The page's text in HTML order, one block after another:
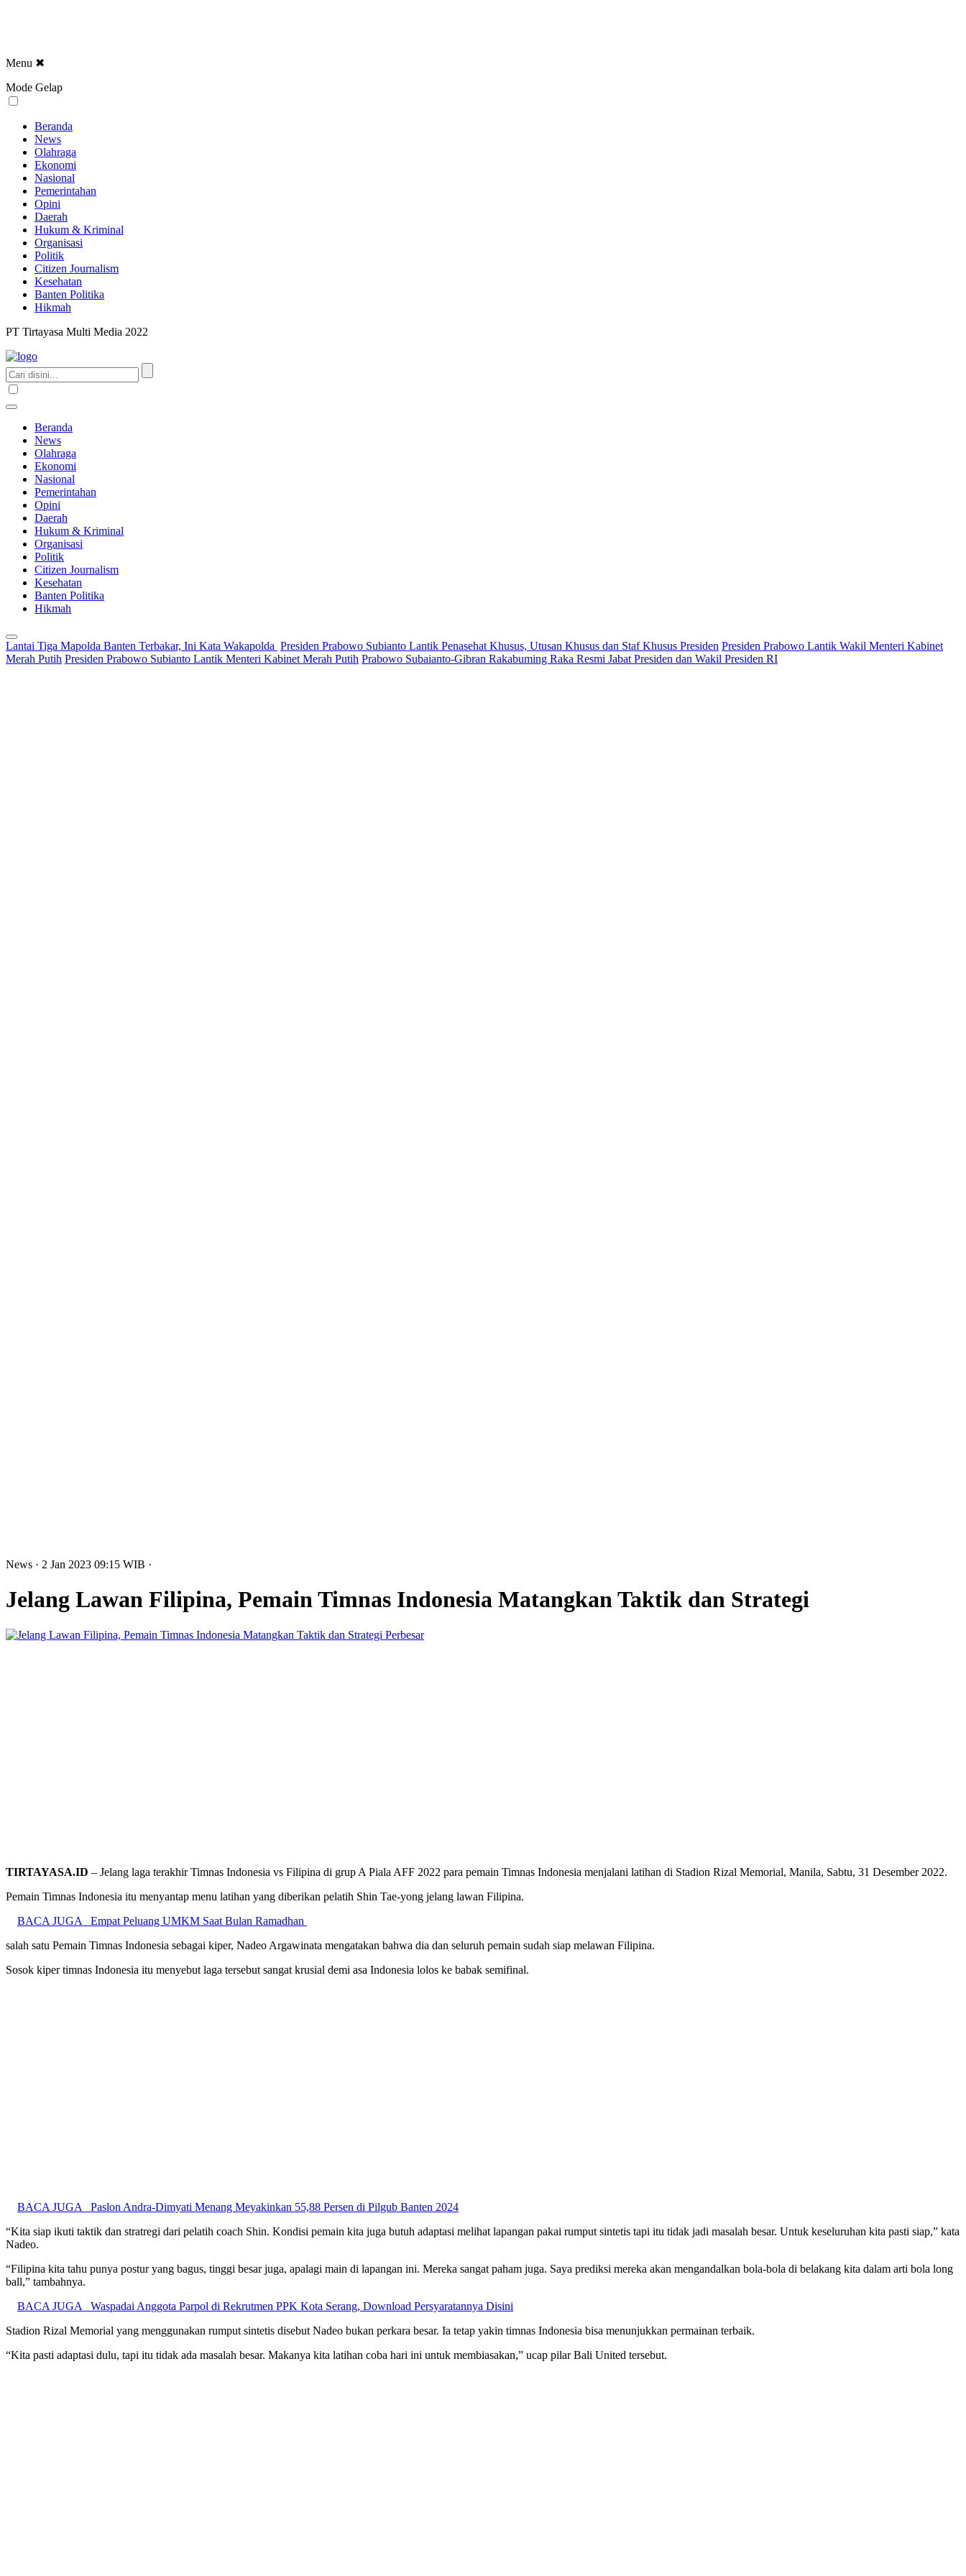
Menu ✖
Mode Gelap
Beranda
News
Olahraga
Ekonomi
Nasional
Pemerintahan
Opini
Daerah
Hukum & Kriminal
Organisasi
Politik
Citizen Journalism
Kesehatan
Banten Politika
Hikmah
PT Tirtayasa Multi Media 2022
Beranda
News
Olahraga
Ekonomi
Nasional
Pemerintahan
Opini
Daerah
Hukum & Kriminal
Organisasi
Politik
Citizen Journalism
Kesehatan
Banten Politika
Hikmah
Lantai Tiga Mapolda Banten Terbakar, Ini Kata Wakapolda Presiden Prabowo Subianto Lantik Penasehat Khusus, Utusan Khusus dan Staf Khusus Presiden Presiden Prabowo Lantik Wakil Menteri Kabinet
Merah Putih Presiden Prabowo Subianto Lantik Menteri Kabinet Merah Putih Prabowo Subaianto-Gibran Rakabuming Raka Resmi Jabat Presiden dan Wakil Presiden RI
News · 2 Jan 2023 09:15 WIB ·
Jelang Lawan Filipina, Pemain Timnas Indonesia Matangkan Taktik dan Strategi
Perbesar
TIRTAYASA.ID – Jelang laga terakhir Timnas Indonesia vs Filipina di grup A Piala AFF 2022 para pemain Timnas Indonesia menjalani latihan di Stadion Rizal Memorial, Manila, Sabtu, 31 Desember 2022.
Pemain Timnas Indonesia itu menyantap menu latihan yang diberikan pelatih Shin Tae-yong jelang lawan Filipina.
BACA JUGA
Empat Peluang UMKM Saat Bulan Ramadhan
salah satu Pemain Timnas Indonesia sebagai kiper, Nadeo Argawinata mengatakan bahwa dia dan seluruh pemain sudah siap melawan Filipina.
Sosok kiper timnas Indonesia itu menyebut laga tersebut sangat krusial demi asa Indonesia lolos ke babak semifinal.
BACA JUGA
Paslon Andra-Dimyati Menang Meyakinkan 55,88 Persen di Pilgub Banten 2024
“Kita siap ikuti taktik dan stratregi dari pelatih coach Shin. Kondisi pemain kita juga butuh adaptasi melihat lapangan pakai rumput sintetis tapi itu tidak jadi masalah besar. Untuk keseluruhan kita pasti siap,” kata
Nadeo.
“Filipina kita tahu punya postur yang bagus, tinggi besar juga, apalagi main di lapangan ini. Mereka sangat paham juga. Saya prediksi mereka akan mengandalkan bola-bola di belakang kita dalam arti bola long
ball,” tambahnya.
BACA JUGA
Waspadai Anggota Parpol di Rekrutmen PPK Kota Serang, Download Persyaratannya Disini
Stadion Rizal Memorial yang menggunakan rumput sintetis disebut Nadeo bukan perkara besar. Ia tetap yakin timnas Indonesia bisa menunjukkan permainan terbaik.
“Kita pasti adaptasi dulu, tapi itu tidak ada masalah besar. Makanya kita latihan coba hari ini untuk membiasakan,” ucap pilar Bali United tersebut.